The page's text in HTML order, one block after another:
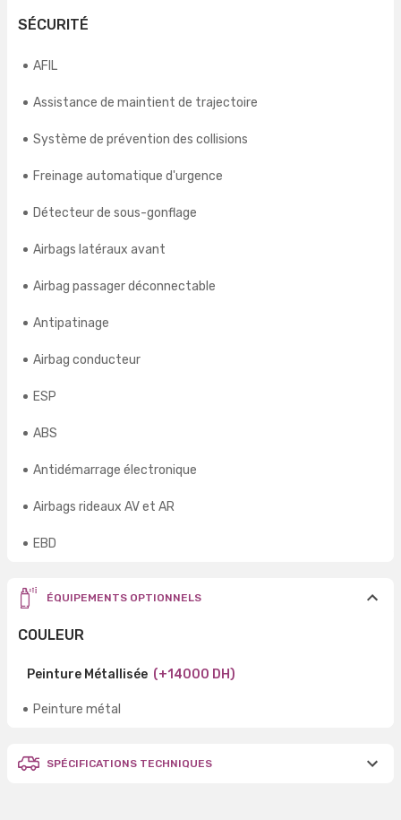
SÉCURITÉ
AFIL
Assistance de maintient de trajectoire
Système de prévention des collisions
Freinage automatique d'urgence
Détecteur de sous-gonflage
Airbags latéraux avant
Airbag passager déconnectable
Antipatinage
Airbag conducteur
ESP
ABS
Antidémarrage électronique
Airbags rideaux AV et AR
EBD
ÉQUIPEMENTS OPTIONNELS
COULEUR
Peinture Métallisée (+14000 DH)
Peinture métal
SPÉCIFICATIONS TECHNIQUES